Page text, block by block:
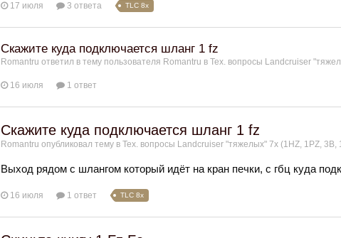
17 июля 3 ответа TLC 8x
Скажите куда подключается шланг 1 fz
Romantru ответил в тему пользователя Romantru в Тех. вопросы Landcruiser
16 июля 1 ответ
Скажите куда подключается шланг 1 fz
Romantru опубликовал тему в Тех. вопросы Landcruiser "тяжелых" 7x (1HZ, 1PZ, 3B,
Выход рядом с шлангом который идёт на кран печки, с гбц куда
16 июля 1 ответ TLC 8x